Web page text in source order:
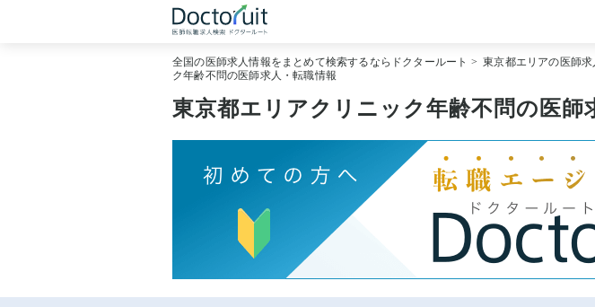
[常勤]
[非常勤]
[非常勤]
運
プライバ
全国の医師求人情報をまとめて検索するならドクタールート >東京都エリアの医師求
ク年齢不問の医師求人・転職情報
東京都エリアクリニック年齢不問の医師